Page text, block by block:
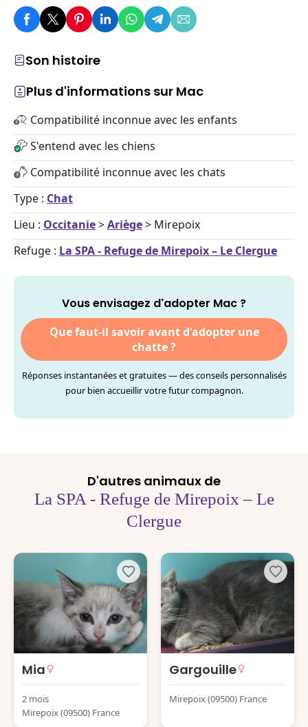
Son histoire
Plus d'informations sur Mac
Compatibilité inconnue avec les enfants
S'entend avec les chiens
Compatibilité inconnue avec les chats
Type : Chat
Lieu : Occitanie>Ariège> Mirepoix
Refuge : La SPA - Refuge de Mirepoix – Le Clergue
Vous envisagez d'adopter Mac ?
Que faut-il savoir avant d'adopter une
chatte ?
Réponses instantanées et gratuites — des conseils personnalisés
pour bien accueillir votre futur compagnon.
D'autres animaux de
La SPA - Refuge de Mirepoix – Le
Clergue
Mia
2 mois
Mirepoix (09500) France
Gargouille
Mirepoix (09500) France